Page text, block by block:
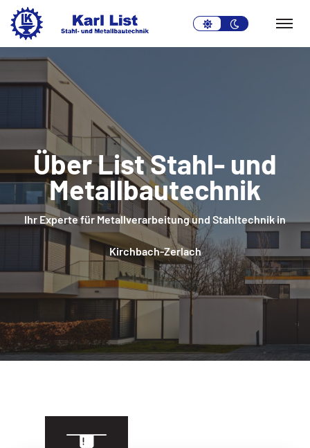
themetheme
Über List Stahl- und
Metallbautechnik
Ihr Experte für Metallverarbeitung und Stahltechnik in
Kirchbach-Zerlach